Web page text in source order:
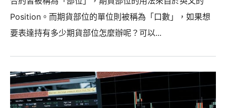
Position。而期貨部位的單位則被稱為「口數」，如果想
要表達持有多少期貨部位怎麼辦呢？可以...